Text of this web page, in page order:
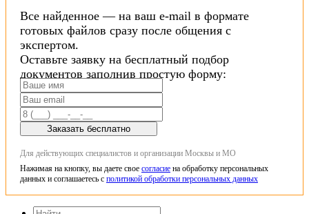
Все найденное — на ваш e-mail в формате
готовых файлов сразу после общения с
экспертом.
Оставьте заявку на бесплатный подбор
документов заполнив простую форму:
Заказать бесплатно
Для действующих специалистов и организации Москвы и МО
Нажимая на кнопку, вы даете свое согласие на обработку персональных
данных и соглашаетесь с политикой обработки персональных данных